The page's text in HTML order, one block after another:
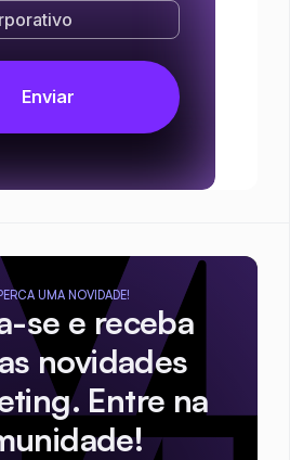
UMA NOVIDADE!
se e receba
novidades
Entre na